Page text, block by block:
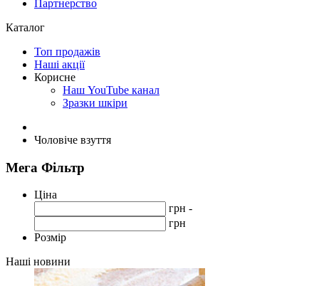
Партнерство
Каталог
Топ продажів
Наші акції
Корисне
Наш YouTube канал
Зразки шкіри
Чоловіче взуття
Мега Фільтр
Ціна
грн -
грн
Розмір
Наші новини